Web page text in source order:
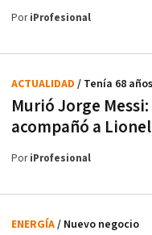
PoriProfesional
Murió Jorge
acompañó a
ACTUALIDAD / Tenía 68 años
PoriProfesional
ENERGÍA/ Nuevo negocio